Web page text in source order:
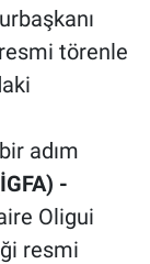
törenle
adım
-
Oligui
resmi